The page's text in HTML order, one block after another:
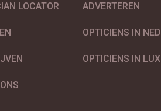
LOCATOR ADVERTEREN
OPTICIENS IN
OPTICIENS IN